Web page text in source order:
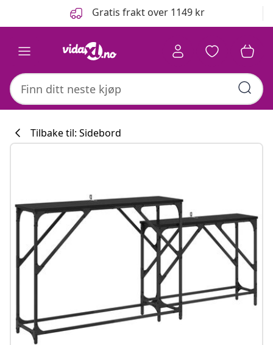
Gratis frakt over 1149 kr
Tilbake til: Sidebord